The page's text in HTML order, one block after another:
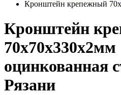
Кронштейн крепежный
Кронштейн
70х70х330х2мм
оцинкованная
Рязани